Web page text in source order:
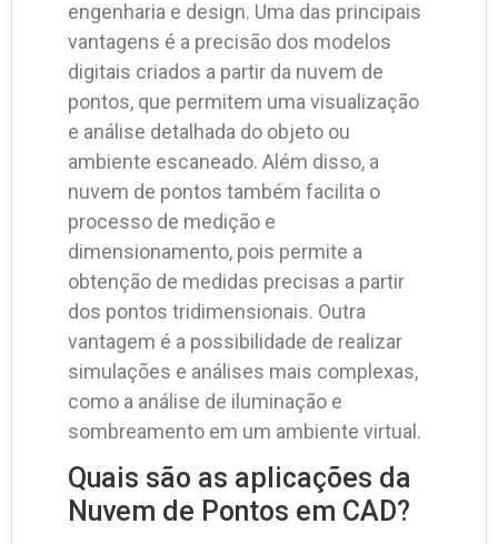
engenharia e design. Uma das principais
vantagens é a precisão dos modelos
digitais criados a partir da nuvem de
pontos, que permitem uma visualização
e análise detalhada do objeto ou
ambiente escaneado. Além disso, a
nuvem de pontos também facilita o
processo de medição e
dimensionamento, pois permite a
obtenção de medidas precisas a partir
dos pontos tridimensionais. Outra
vantagem é a possibilidade de realizar
simulações e análises mais complexas,
como a análise de iluminação e
sombreamento em um ambiente virtual.
Quais são as aplicações da
Nuvem de Pontos em CAD?